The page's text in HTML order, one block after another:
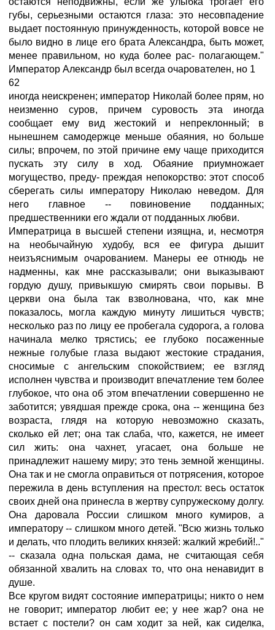
губы, серьезными остаются глаза: это несовпадение
выдает постоянную принужденность, которой вовсе не
было видно в лице его брата Александра, быть может,
менее правильном, но куда более рас- полагающем."
Император Александр был всегда очарователен, но 1
62
иногда неискренен; император Николай более прям, но
неизменно суров, причем суровость эта иногда
сообщает ему вид жестокий и непреклонный; в
нынешнем самодержце меньше обаяния, но больше
силы; впрочем, по этой причине ему чаще приходится
пускать эту силу в ход. Обаяние приумножает
могущество, преду- преждая непокорство: этот способ
сберегать силы императору Николаю неведом. Для
него главное -- повиновение подданных;
предшественники его ждали от подданных любви.
Императрица в высшей степени изящна, и, несмотря
на необычайную худобу, вся ее фигура дышит
неизъяснимым очарованием. Манеры ее отнюдь не
надменны, как мне рассказывали; они выказывают
гордую душу, привыкшую смирять свои порывы. В
церкви она была так взволнована, что, как мне
показалось, могла каждую минуту лишиться чувств;
несколько раз по лицу ее пробегала судорога, а голова
начинала мелко трястись; ее глубоко посаженные
нежные голубые глаза выдают жестокие страдания,
сносимые с ангельским спокойствием; ее взгляд
исполнен чувства и производит впечатление тем более
глубокое, что она об этом впечатлении совершенно не
заботится; увядшая прежде срока, она -- женщина без
возраста, глядя на которую невозможно сказать,
сколько ей лет; она так слаба, что, кажется, не имеет
сил жить: она чахнет, угасает, она больше не
принадлежит нашему миру; это тень земной женщины.
Она так и не смогла оправиться от потрясения, которое
пережила в день вступления на престол: весь остаток
своих дней она принесла в жертву супружескому долгу.
Она даровала России слишком много кумиров, а
императору -- слишком много детей. "Всю жизнь только
и делать, что плодить великих князей: жалкий жребий!.."
-- сказала одна польская дама, не считающая себя
обязанной хвалить на словах то, что она ненавидит в
душе.
Все кругом видят состояние императрицы; никто о нем
не говорит; император любит ее; у нее жар? она не
встает с постели? он сам ходит за ней, как сиделка,